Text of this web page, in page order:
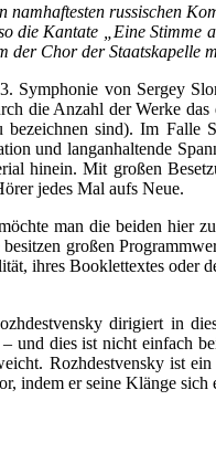
namhaftesten russischen
die Kantate „Eine
der Chor der
Symphonie von Sergey
die Anzahl der Werke
sind). Im Falle
und langanhaltende
hinein. Mit großen
jedes Mal aufs Neue.
man die beiden hier
großen
ihres Booklettextes oder
dirigiert in
und dies ist nicht einfach
Rozhdestvensky ist
indem er seine Klänge